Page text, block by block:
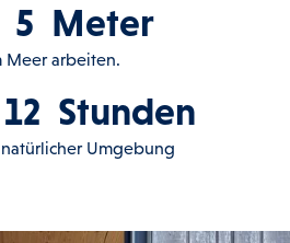
5 Meter
Meer arbeiten.
12 Stunden
Umgebung